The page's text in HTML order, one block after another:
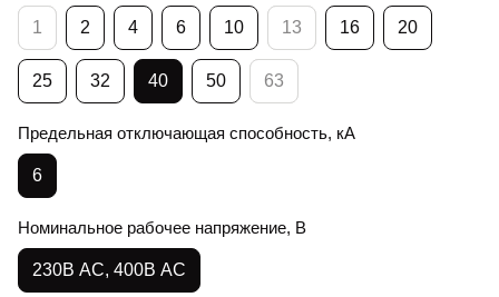
1 2 4 6 10 13 16 20
25 32 40 50 63
Предельная отключающая способность, кА
6
Номинальное рабочее напряжение, В
230В AC, 400В АС